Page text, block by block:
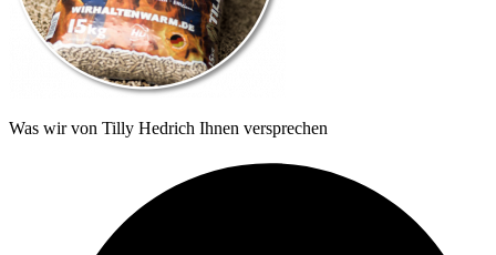
Was wir von Tilly Hedrich Ihnen versprechen